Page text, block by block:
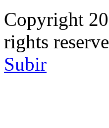
Copyright
rights
Subir